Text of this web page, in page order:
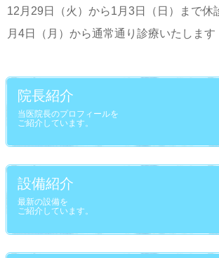
12月29日（火）から1月3日（日）まで休
月4日（月）から通常通り診療いたします
院長紹介
当医院長のプロフィールを
ご紹介しています。
設備紹介
最新の設備を
ご紹介しています。